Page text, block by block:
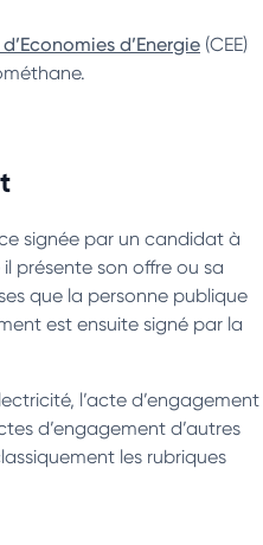
d’Energie (CEE)
signée par un candidat à
présente son offre ou sa
que la personne publique
est ensuite signé par la
l’acte d’engagement
d’engagement d’autres
les rubriques